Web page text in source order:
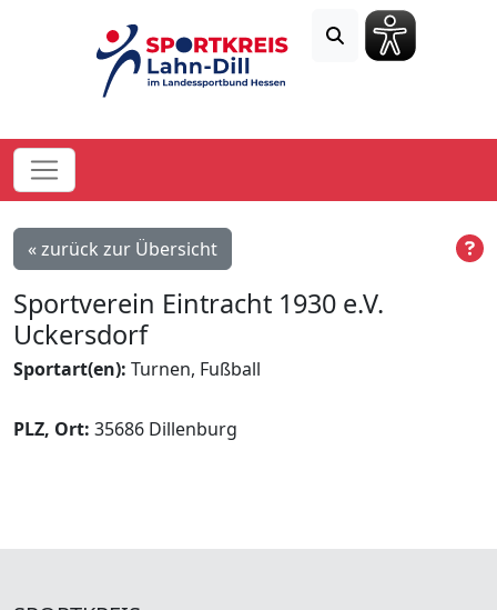
« zurück zur Übersicht
Sportverein Eintracht 1930 e.V.
Uckersdorf
Sportart(en): Turnen, Fußball
PLZ, Ort: 35686 Dillenburg